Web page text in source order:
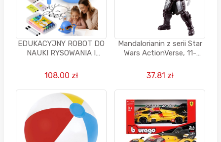
EDUKACYJNY ROBOT DO
NAUKI RYSOWANIA I
100 KART FISZKI
108.00 zł
Mandalorianin z serii Star
Wars ActionVerse, 11-
37.81 zł